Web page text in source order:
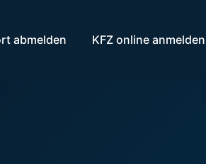
abmelden KFZ online anmelden